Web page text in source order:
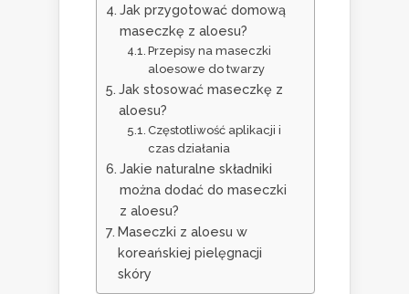
Jak przygotować domową
maseczkę z aloesu?
Przepisy na maseczki
aloesowe do twarzy
Jak stosować maseczkę z
aloesu?
Częstotliwość aplikacji i
czas działania
Jakie naturalne składniki
można dodać do maseczki
z aloesu?
Maseczki z aloesu w
koreańskiej pielęgnacji
skóry